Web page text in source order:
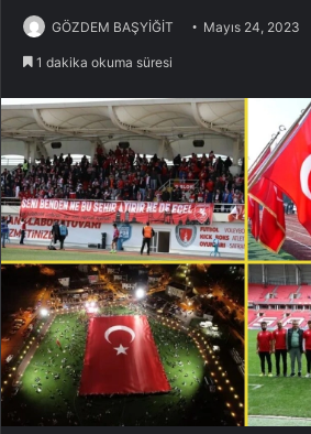
GÖZDEM BAŞYİĞİT Mayıs 24, 2023
1 dakika okuma süresi